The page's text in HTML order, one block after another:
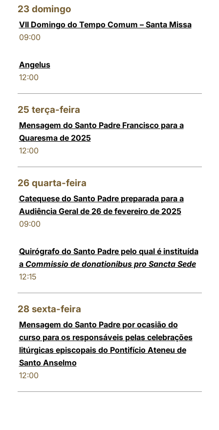
23 domingo
VII Domingo do Tempo Comum – Santa Missa
09:00
Angelus
12:00
25 terça-feira
Mensagem do Santo Padre Francisco para a
Quaresma de 2025
12:00
26 quarta-feira
Catequese do Santo Padre preparada para a
Audiência Geral de 26 de fevereiro de 2025
09:00
Quirógrafo do Santo Padre pelo qual é instituída
a Commissio de donationibus pro Sancta Sede
12:15
28 sexta-feira
Mensagem do Santo Padre por ocasião do
curso para os responsáveis ​​pelas celebrações
litúrgicas episcopais do Pontifício Ateneu de
Santo Anselmo
12:00